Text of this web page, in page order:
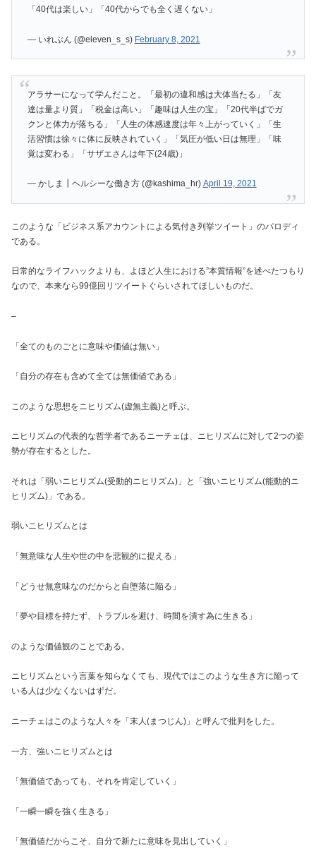
「40代は楽しい」「40代からでも全く遅くない」
— いれぶん (@eleven_s_s) February 8, 2021
アラサーになって学んだこと。「最初の違和感は大体当たる」「友
達は量より質」「税金は高い」「趣味は人生の宝」「20代半ばでガ
クンと体力が落ちる」「人生の体感速度は年々上がっていく」「生
活習慣は徐々に体に反映されていく」「気圧が低い日は無理」「味
覚は変わる」「サザエさんは年下(24歳)」
— かしま┃ヘルシーな働き方 (@kashima_hr) April 19, 2021
このような「ビジネス系アカウントによる気付き列挙ツイート」のパロディ
である。
日常的なライフハックよりも、よほど人生における”本質情報”を述べたつもり
なので、本来なら99億回リツイートぐらいされてほしいものだ。
–
「全てのものごとに意味や価値は無い」
「自分の存在も含めて全ては無価値である」
このような思想をニヒリズム(虚無主義)と呼ぶ。
ニヒリズムの代表的な哲学者であるニーチェは、ニヒリズムに対して2つの姿
勢が存在するとした。
それは「弱いニヒリズム(受動的ニヒリズム)」と「強いニヒリズム(能動的ニ
ヒリズム)」である。
弱いニヒリズムとは
「無意味な人生や世の中を悲観的に捉える」
「どうせ無意味なのだからと自堕落に陥る」
「夢や目標を持たず、トラブルを避け、時間を潰す為に生きる」
のような価値観のことである。
ニヒリズムという言葉を知らなくても、現代ではこのような生き方に陥って
いる人は少なくないはずだ。
ニーチェはこのような人々を「末人(まつじん)」と呼んで批判をした。
一方、強いニヒリズムとは
「無価値であっても、それを肯定していく」
「一瞬一瞬を強く生きる」
「無価値だからこそ、自分で新たに意味を見出していく」